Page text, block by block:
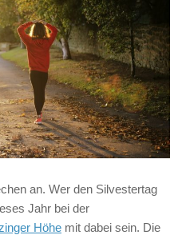
an. Wer den Silvestertag
Jahr bei der
Höhe mit dabei sein. Die